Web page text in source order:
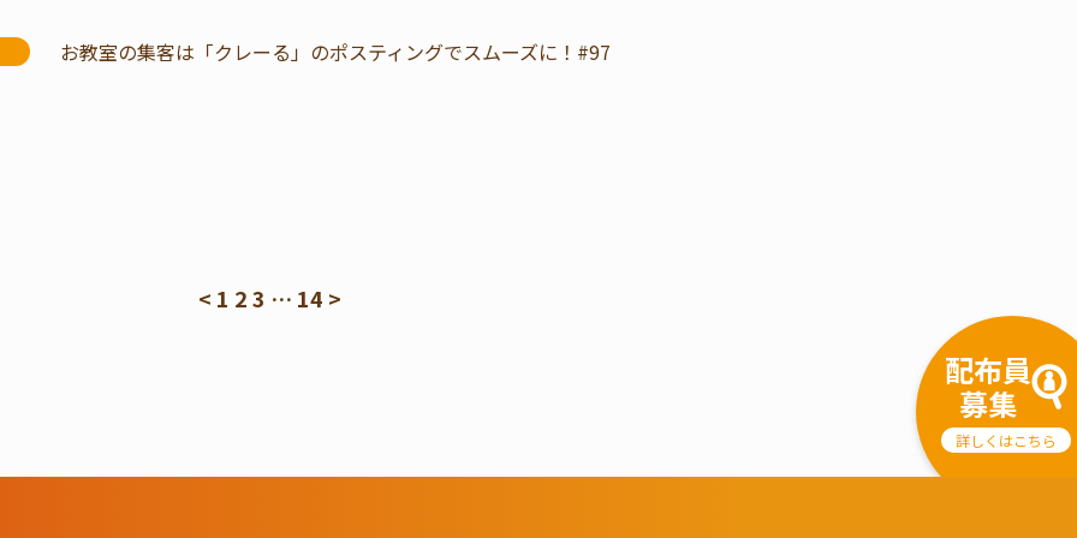
お教室の集客は「クレーる」のポスティングでスムーズに！#97
< 1 23 … 14 >
配布員
募集
詳しくはこちら